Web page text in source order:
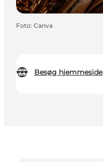
Besøg hjemmeside
Foto: Canva